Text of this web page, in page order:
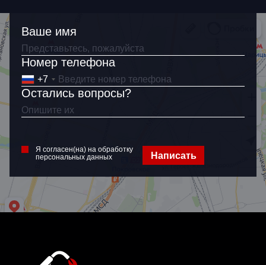
Ваше имя
Номер телефона
+7
Остались вопросы?
Я согласен(на) на обработку
персональных данных
Написать
Как связаться?
+7
Я согласен(на) на обработку
персональных данных